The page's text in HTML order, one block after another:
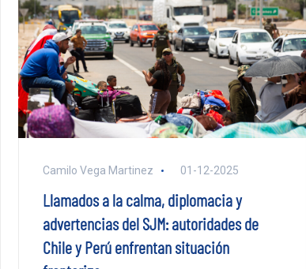
Camilo Vega Martinez 01-12-2025
Llamados a la calma, diplomacia y
advertencias del SJM: autoridades de
Chile y Perú enfrentan situación